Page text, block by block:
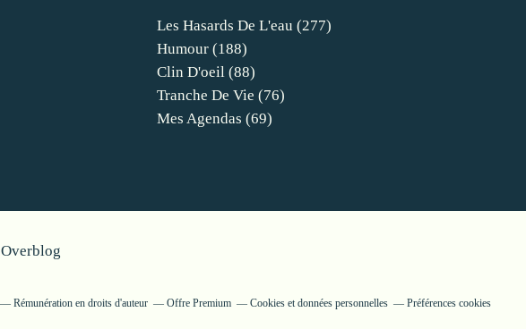
Les Hasards De L'eau (277)
Humour (188)
Clin D'oeil (88)
Tranche De Vie (76)
Mes Agendas (69)
Overblog
Rémunération en droits d'auteur Offre Premium Cookies et données personnelles Préférences cookies